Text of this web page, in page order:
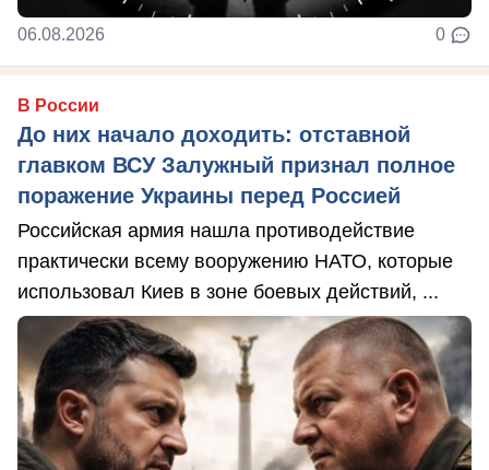
06.08.2026 0
В России
До них начало доходить: отставной
главком ВСУ Залужный признал полное
поражение Украины перед Россией
Российская армия нашла противодействие
практически всему вооружению НАТО, которые
использовал Киев в зоне боевых действий, ...